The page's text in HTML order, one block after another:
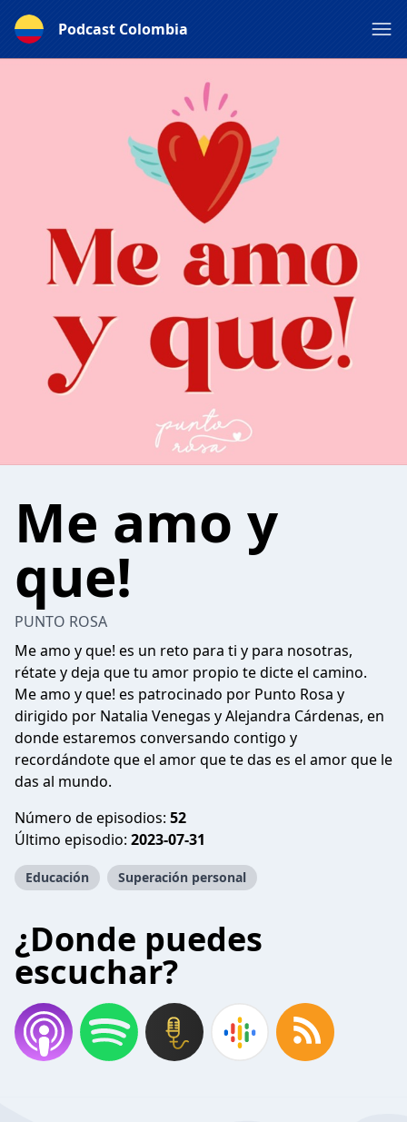
Podcast Colombia
Me amo y
que!
PUNTO ROSA
Me amo y que! es un reto para ti y para nosotras,
rétate y deja que tu amor propio te dicte el camino.
Me amo y que! es patrocinado por Punto Rosa y
dirigido por Natalia Venegas y Alejandra Cárdenas, en
donde estaremos conversando contigo y
recordándote que el amor que te das es el amor que le
das al mundo.
Número de episodios: 52
Último episodio: 2023-07-31
Educación Superación personal
¿Donde puedes
escuchar?